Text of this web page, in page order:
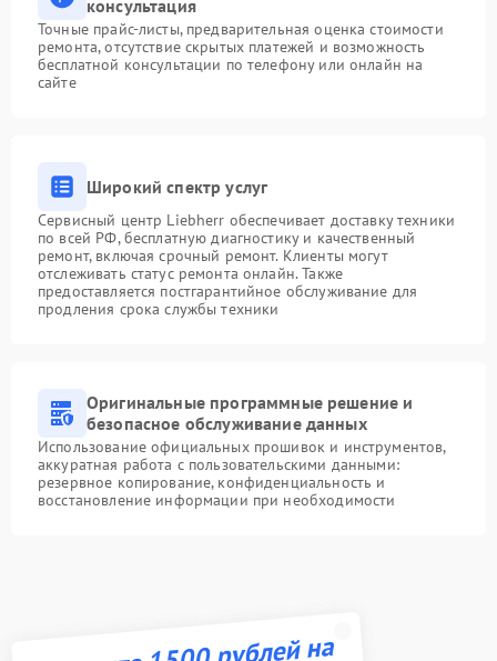
консультация
Точные прайс-листы, предварительная оценка стоимости
ремонта, отсутствие скрытых платежей и возможность
бесплатной консультации по телефону или онлайн на
сайте
Широкий спектр услуг
Сервисный центр Liebherr обеспечивает доставку техники
по всей РФ, бесплатную диагностику и качественный
ремонт, включая срочный ремонт. Клиенты могут
отслеживать статус ремонта онлайн. Также
предоставляется постгарантийное обслуживание для
продления срока службы техники
Оригинальные программные решение и
безопасное обслуживание данных
Использование официальных прошивок и инструментов,
аккуратная работа с пользовательскими данными:
резервное копирование, конфиденциальность и
восстановление информации при необходимости